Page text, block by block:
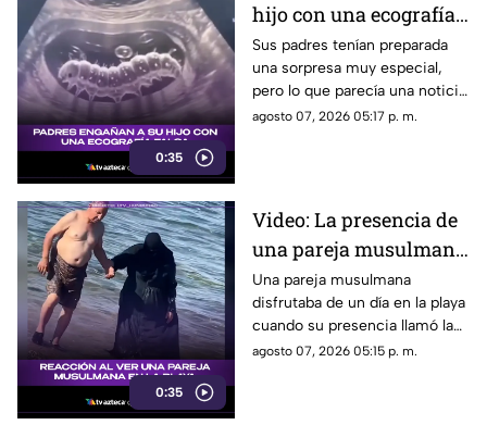
0:35
hijo con una ecografía
falsa y su reacción se
vuelve inolvidable
Sus padres tenían preparada
una sorpresa muy especial,
pero lo que parecía una noticia
increíble terminó siendo una
agosto 07, 2026 05:17 p. m.
0:35
Video: La presencia de
una pareja musulmana
en la playa provoca
reacciones
Una pareja musulmana
disfrutaba de un día en la playa
cuando su presencia llamó la
atención de los presentes.
agosto 07, 2026 05:15 p. m.